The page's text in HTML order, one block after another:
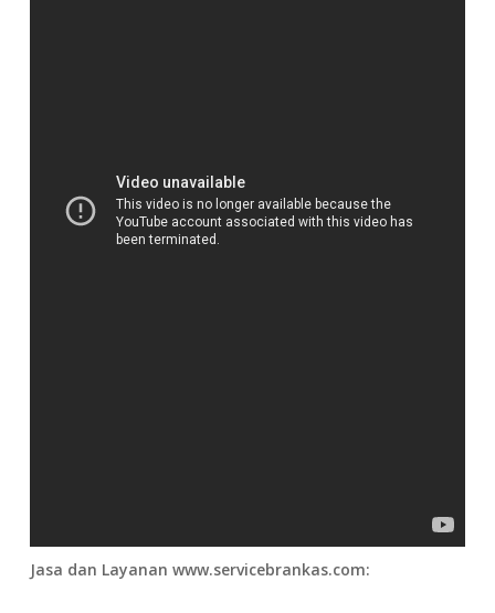
Jasa dan Layanan www.servicebrankas.com: